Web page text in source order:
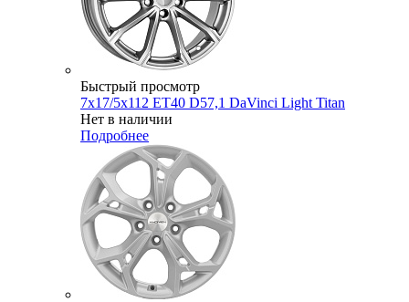
Быстрый просмотр
7x17/5x112 ET40 D57,1 DaVinci Light Titan
Нет в наличии
Подробнее